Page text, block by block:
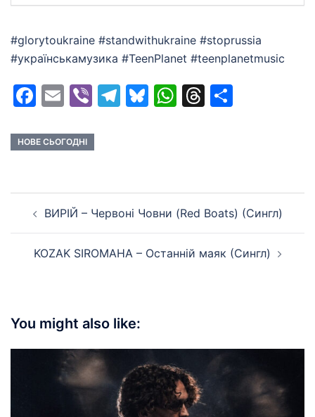
#glorytoukraine #standwithukraine #stoprussia
#українськамузика #TeenPlanet #teenplanetmusic
Facebook
EmailViberTelegram
Bluesky
WhatsApp
Threads
НОВЕ СЬОГОДНІ
navigation
ВИРІЙ – Червоні Човни (Red Boats) (Сингл)
KOZAK SIROMAHA – Останній маяк (Сингл)
You might also like: